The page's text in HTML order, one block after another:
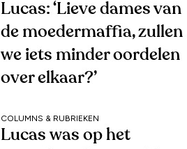
Lucas: ‘Lieve dames van
de moedermaffia, zullen
we iets minder oordelen
over elkaar?’
COLUMNS & RUBRIEKEN
Lucas was op het